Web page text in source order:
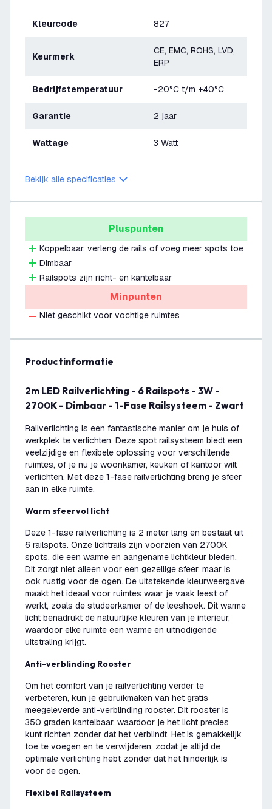
Kleurcode 827
Keurmerk
CE, EMC, ROHS, LVD,
ERP
Bedrijfstemperatuur -20°C t/m +40°C
Garantie 2 jaar
Wattage 3 Watt
Bekijk alle specificaties
Pluspunten
Koppelbaar: verleng de rails of voeg meer spots toe
Dimbaar
Railspots zijn richt- en kantelbaar
Minpunten
Niet geschikt voor vochtige ruimtes
productinformatie
2m LED Railverlichting - 6 Railspots - 3W -
2700K - Dimbaar - 1-Fase Railsysteem - Zwart
Railverlichting is een fantastische manier om je huis of
werkplek te verlichten. Deze spot railsysteem biedt een
veelzijdige en flexibele oplossing voor verschillende
ruimtes, of je nu je woonkamer, keuken of kantoor wilt
verlichten. Met deze 1-fase railverlichting breng je sfeer
aan in elke ruimte.
Warm sfeervol licht
Deze 1-fase railverlichting is 2 meter lang en bestaat uit
6 railspots. Onze lichtrails zijn voorzien van 2700K
spots, die een warme en aangename lichtkleur bieden.
Dit zorgt niet alleen voor een gezellige sfeer, maar is
ook rustig voor de ogen. De uitstekende kleurweergave
maakt het ideaal voor ruimtes waar je vaak leest of
werkt, zoals de studeerkamer of de leeshoek. Dit warme
licht benadrukt de natuurlijke kleuren van je interieur,
waardoor elke ruimte een warme en uitnodigende
uitstraling krijgt.
Anti-verblinding Rooster
Om het comfort van je railverlichting verder te
verbeteren, kun je gebruikmaken van het gratis
meegeleverde anti-verblinding rooster. Dit rooster is
350 graden kantelbaar, waardoor je het licht precies
kunt richten zonder dat het verblindt. Het is gemakkelijk
toe te voegen en te verwijderen, zodat je altijd de
optimale verlichting hebt zonder dat het hinderlijk is
voor de ogen.
Flexibel Railsysteem